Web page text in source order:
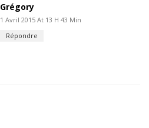
Grégory
1 Avril 2015 At 13 H 43 Min
Répondre